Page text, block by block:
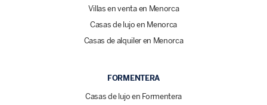
Villas en venta en Menorca
Casas de lujo en Menorca
Casas de alquiler en Menorca
FORMENTERA
Casas de lujo en Formentera